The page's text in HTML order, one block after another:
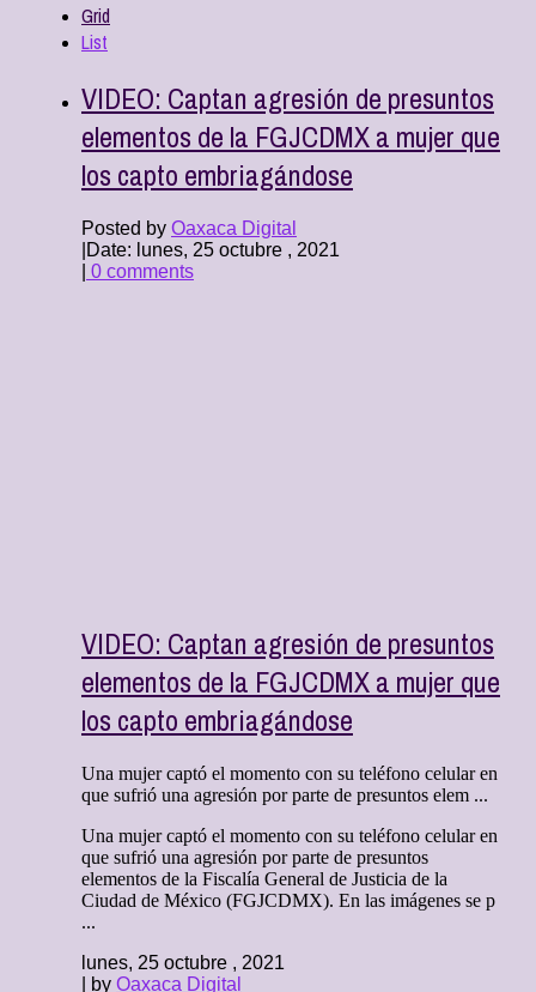
Grid
List
VIDEO: Captan agresión de presuntos
elementos de la FGJCDMX a mujer que
los capto embriagándose
Posted by Oaxaca Digital
Date: lunes, 25 octubre , 2021
0 comments
VIDEO: Captan agresión de presuntos
elementos de la FGJCDMX a mujer que
los capto embriagándose
Una mujer captó el momento con su teléfono celular en
que sufrió una agresión por parte de presuntos elem ...
Una mujer captó el momento con su teléfono celular en
que sufrió una agresión por parte de presuntos
elementos de la Fiscalía General de Justicia de la
Ciudad de México (FGJCDMX). En las imágenes se p
...
lunes, 25 octubre , 2021
| by Oaxaca Digital